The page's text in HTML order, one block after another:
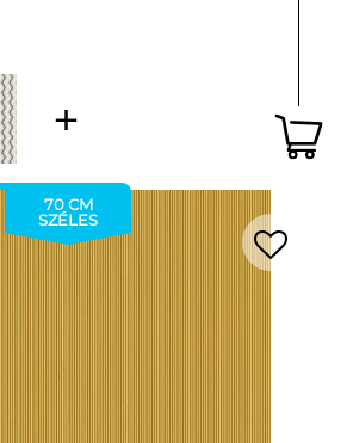
70 CM
SZÉLES